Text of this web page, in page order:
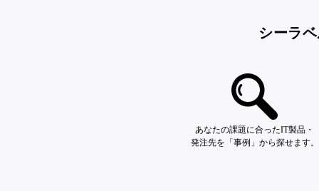
シーラ
あなたの課題に合ったIT製品・
発注先を「事例」から探せます。